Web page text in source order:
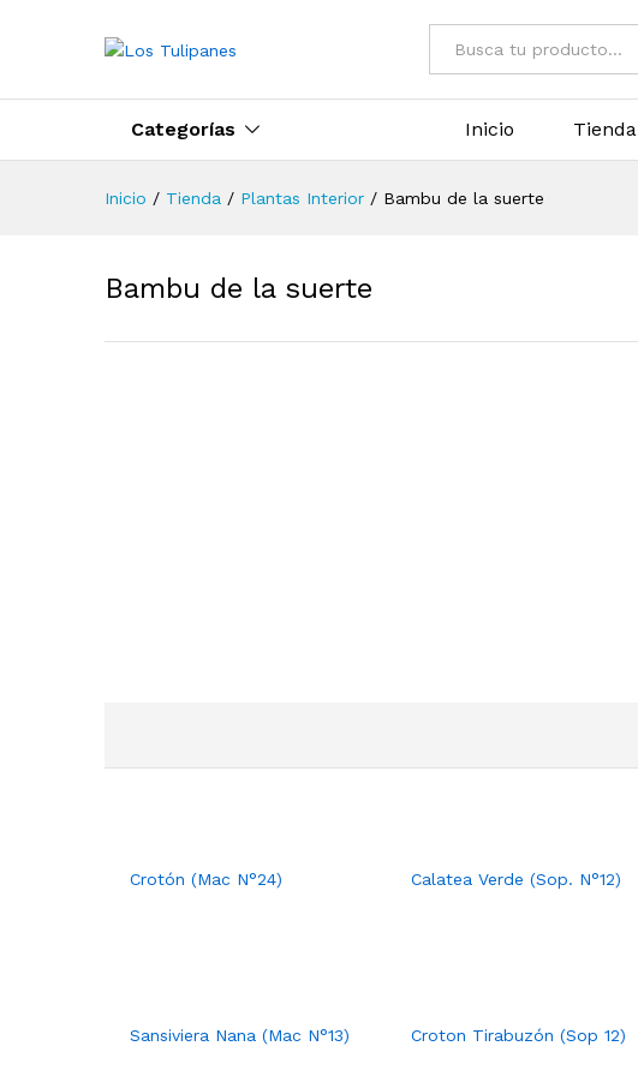
Todo
Categorías Inicio Tienda
Inicio / Tienda / Plantas Interior / Bambu de la suerte
Bambu de la suerte
Crotón (Mac N°24) Calatea Verde (Sop. N°12)
Sansiviera Nana (Mac N°13) Croton Tirabuzón (Sop 12)